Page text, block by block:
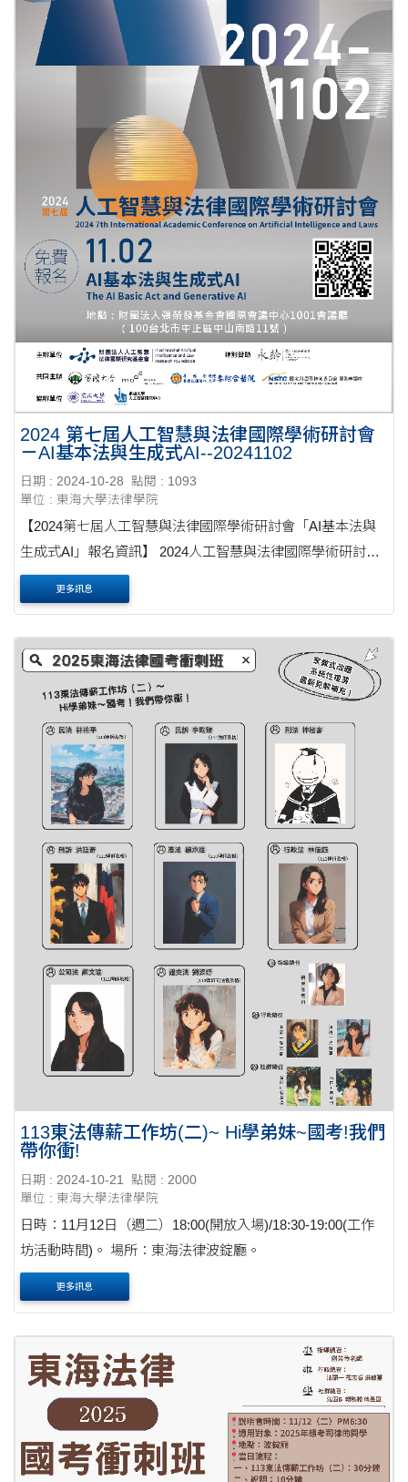
2024 第七屆人工智慧與法律國際學術研討會
－AI基本法與生成式AI--20241102
日期 : 2024-10-28
點閱 : 1093
單位 : 東海大學法律學院
【2024第七屆人工智慧與法律國際學術研討會「AI基本法與
生成式AI」報名資訊】 2024人工智慧與法律國際學術研討
會，現已邁入第七屆。是本會每年極為重要的活動。 生成式
AI的技術發展迅速，既有的產業制度及其相關法規監....
更多訊息
113東法傳薪工作坊(二)~ Hi學弟妹~國考!我們
帶你衝!
日期 : 2024-10-21
點閱 : 2000
單位 : 東海大學法律學院
日時：11月12日（週二）18:00(開放入場)/18:30-19:00(工作
更多訊息